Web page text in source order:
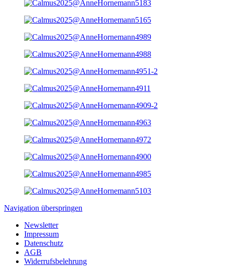
Navigation überspringen
Newsletter
Impressum
Datenschutz
AGB
Widerrufsbelehrung